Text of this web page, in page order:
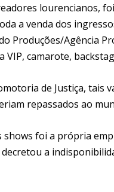
lourencianos,
a venda dos
Produções/Agência
camarote,
de Justiça, tais
repassados ao
shows foi a própria
a